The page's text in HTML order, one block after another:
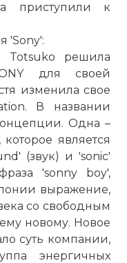
приступили к
'Sony':
Totsuko решила
для своей
изменила свое
В названии
Одна –
является
(звук) и 'sonic'
'sonny boy',
выражение,
со свободным
новому. Новое
суть компании,
энергичных